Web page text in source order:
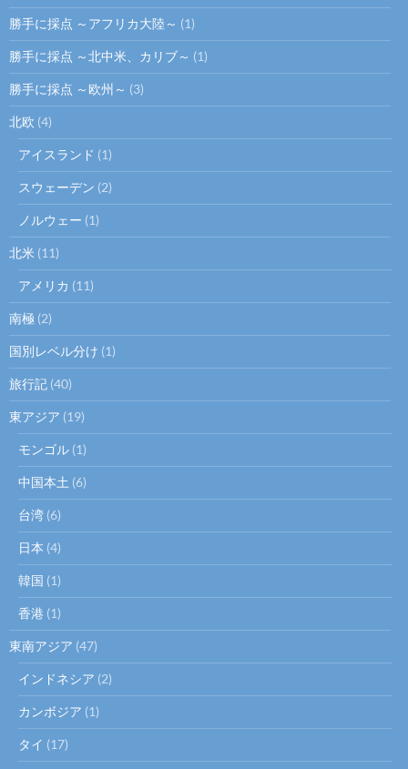
勝手に採点 ～アフリカ大陸～ (1)
勝手に採点 ～北中米、カリブ～ (1)
勝手に採点 ～欧州～ (3)
北欧 (4)
アイスランド (1)
スウェーデン (2)
ノルウェー (1)
北米 (11)
アメリカ (11)
南極 (2)
国別レベル分け (1)
旅行記 (40)
東アジア (19)
モンゴル (1)
中国本土 (6)
台湾 (6)
日本 (4)
韓国 (1)
香港 (1)
東南アジア (47)
インドネシア (2)
カンボジア (1)
タイ (17)